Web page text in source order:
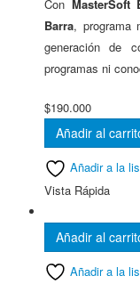
Con
Barra, programa
generación de
programas ni
$190.000
Añadir al
Añadir a la
Vista Rápida
Añadir al
Añadir a la